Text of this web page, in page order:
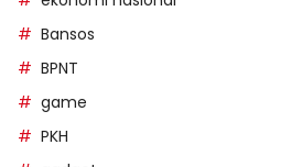
Bansos
BPNT
game
PKH